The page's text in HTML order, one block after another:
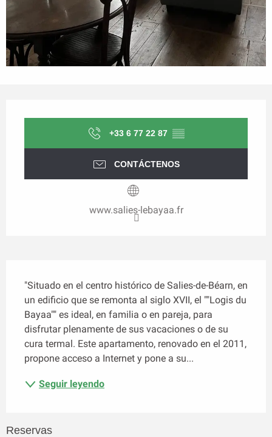
+33 6 77 22 87 ▒▒
CONTÁCTENOS
www.salies-lebayaa.fr
"Situado en el centro histórico de Salies-de-Béarn, en
un edificio que se remonta al siglo XVII, el ""Logis du
Bayaa"" es ideal, en familia o en pareja, para
disfrutar plenamente de sus vacaciones o de su
cura termal. Este apartamento, renovado en el 2011,
propone acceso a Internet y pone a su...
Seguir leyendo
Reservas